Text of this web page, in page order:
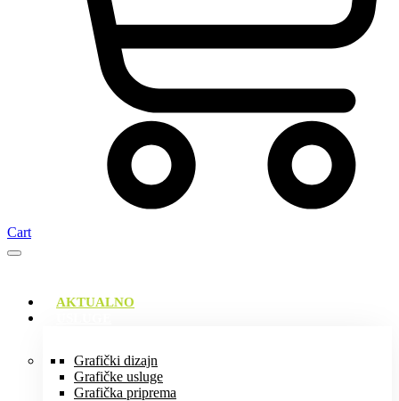
Cart
AKTUALNO
Grafički dizajn
Grafičke usluge
Grafička priprema